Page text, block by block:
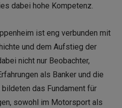
dabei hohe Kompetenz.
ist eng verbunden mit
und dem Aufstieg der
nicht nur Beobachter,
als Banker und die
das Fundament für
sowohl im Motorsport als